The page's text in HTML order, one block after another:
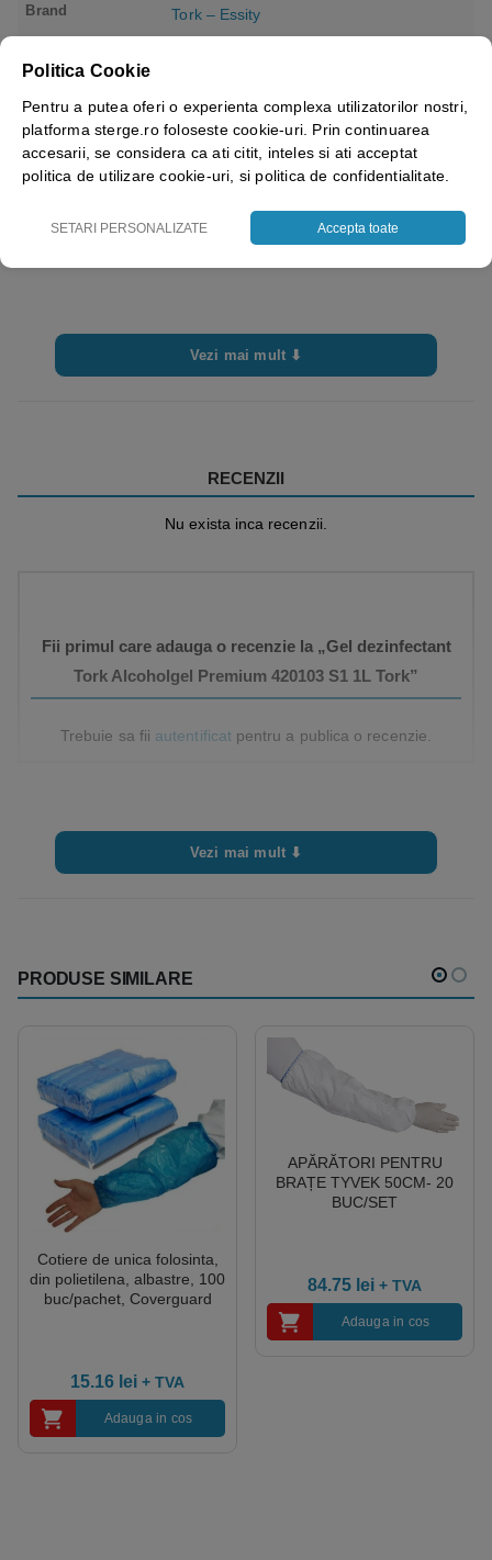
Brand Tork – Essity
Nume sistem S2 – Liquid soap system small
Culoare Transparent
Vezi mai mult ⬇
RECENZII
Nu exista inca recenzii.
Fii primul care adauga o recenzie la „Gel dezinfectant
Tork Alcoholgel Premium 420103 S1 1L Tork”
Trebuie sa fii autentificatpentru a publica o recenzie.
Vezi mai mult ⬇
PRODUSE SIMILARE
Cotiere de unica folosinta,
din polietilena, albastre, 100
buc/pachet, Coverguard
15.16 lei + TVA
Adauga in cos
APĂRĂTORI PENTRU
BRAȚE TYVEK 50CM- 20
BUC/SET
84.75 lei + TVA
Adauga in cos
Politica Cookie
Pentru a putea oferi o experienta complexa utilizatorilor nostri,
platforma sterge.ro foloseste cookie-uri. Prin continuarea
accesarii, se considera ca ati citit, inteles si ati acceptat
politica de utilizare cookie-uri, si politica de confidentialitate.
SETARI PERSONALIZATE Accepta toate